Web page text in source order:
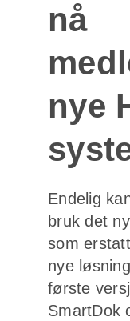
nå
nye
Endelig
bruk det
som
nye
første
SmartDok